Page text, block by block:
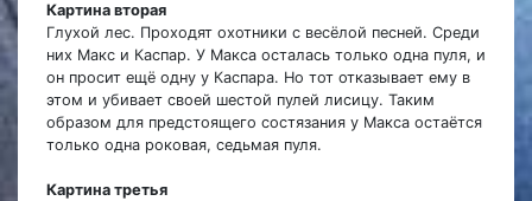
Картина вторая
Глухой лес. Проходят охотники с весёлой песней. Среди
них Макс и Каспар. У Макса осталась только одна пуля, и
он просит ещё одну у Каспара. Но тот отказывает ему в
этом и убивает своей шестой пулей лисицу. Таким
образом для предстоящего состязания у Макса остаётся
только одна роковая, седьмая пуля.
Картина третья